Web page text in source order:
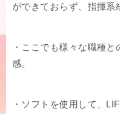
ができておらず、指揮系
・ここでも様々な職種
感。
・ソフトを使用して、